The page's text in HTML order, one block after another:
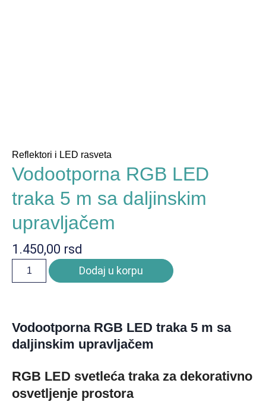
Vodootporna RGB LED traka 5 m sa
daljinskim upravljačem
RGB LED svetleća traka za dekorativno
osvetljenje prostora
Reflektori i LED rasveta
Vodootporna RGB LED
traka 5 m sa daljinskim
upravljačem
1.450,00 rsd
Dodaj u korpu